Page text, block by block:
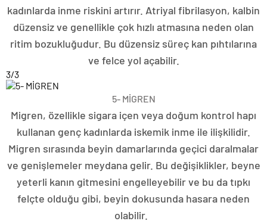
kadınlarda inme riskini artırır. Atriyal fibrilasyon, kalbin
düzensiz ve genellikle çok hızlı atmasına neden olan
ritim bozukluğudur. Bu düzensiz süreç kan pıhtılarına
ve felce yol açabilir.
3/3
5- MİGREN
Migren, özellikle sigara içen veya doğum kontrol hapı
kullanan genç kadınlarda iskemik inme ile ilişkilidir.
Migren sırasında beyin damarlarında geçici daralmalar
ve genişlemeler meydana gelir. Bu değişiklikler, beyne
yeterli kanın gitmesini engelleyebilir ve bu da tıpkı
felçte olduğu gibi, beyin dokusunda hasara neden
olabilir.